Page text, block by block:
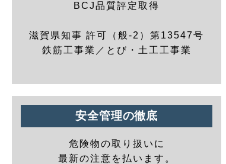
BCJ品質評定取得
滋賀県知事 許可（般-2）第13547号
鉄筋工事業／とび・土工工事業
安全管理の徹底
危険物の取り扱いに
最新の注意を払います。